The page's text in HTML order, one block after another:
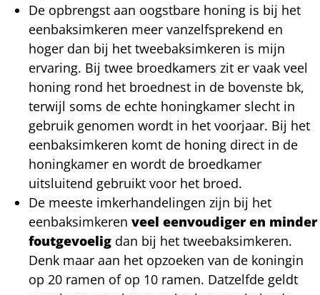
De opbrengst aan oogstbare honing is bij het
eenbaksimkeren meer vanzelfsprekend en
hoger dan bij het tweebaksimkeren is mijn
ervaring. Bij twee broedkamers zit er vaak veel
honing rond het broednest in de bovenste bk,
terwijl soms de echte honingkamer slecht in
gebruik genomen wordt in het voorjaar. Bij het
eenbaksimkeren komt de honing direct in de
honingkamer en wordt de broedkamer
uitsluitend gebruikt voor het broed.
De meeste imkerhandelingen zijn bij het
eenbaksimkeren veel eenvoudiger en minder
foutgevoelig dan bij het tweebaksimkeren.
Denk maar aan het opzoeken van de koningin
op 20 ramen of op 10 ramen. Datzelfde geldt